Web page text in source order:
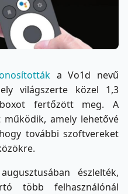
a Vo1d nevű
világszerte közel 1,3
fertőzött meg. A
amely lehetővé
további szoftvereket
észlelték,
több felhasználónál